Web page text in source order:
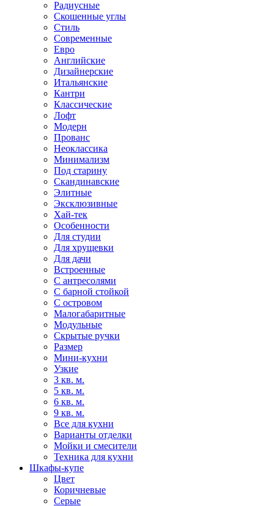
Радиусные
Скошенные углы
Стиль
Современные
Евро
Английские
Дизайнерские
Итальянские
Кантри
Классические
Лофт
Модерн
Прованс
Неоклассика
Минимализм
Под старину
Скандинавские
Элитные
Эксклюзивные
Хай-тек
Особенности
Для студии
Для хрущевки
Для дачи
Встроенные
С антресолями
С барной стойкой
С островом
Малогабаритные
Модульные
Скрытые ручки
Размер
Мини-кухни
Узкие
3 кв. м.
5 кв. м.
6 кв. м.
9 кв. м.
Все для кухни
Варианты отделки
Мойки и смесители
Техника для кухни
Шкафы-купе
Цвет
Коричневые
Серые